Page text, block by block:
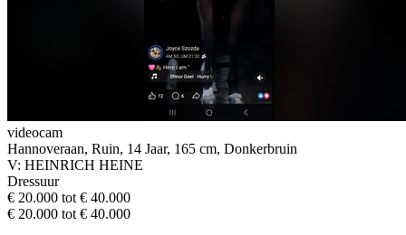
videocam
Hannoveraan, Ruin, 14 Jaar, 165 cm, Donkerbruin
V: HEINRICH HEINE
Dressuur
€ 20.000 tot € 40.000
€ 20.000 tot € 40.000